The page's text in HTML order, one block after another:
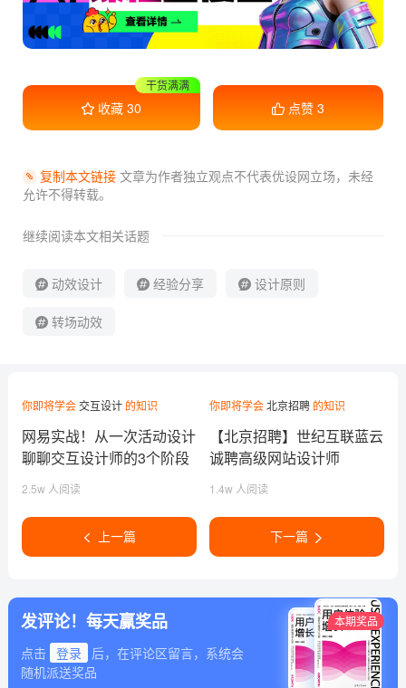
收藏 30
收藏学习
点赞 3
复制本文链接文章为作者独立观点不代表优设网立场， 未经
允许不得转载。
继续阅读本文相关话题
动效设计 经验分享 设计原则
转场动效
你即将学会交互设计的知识
网易实战！从一次活动设计
聊聊交互设计师的3个阶段
2.5w 人阅读
上一篇
你即将学会北京招聘 的知识
【北京招聘】世纪互联蓝云
诚聘高级网站设计师
1.4w 人阅读
下一篇
发评论！每天赢奖品
点击 登录
后，在评论区留言，系统会
随机派送奖品
本期奖品